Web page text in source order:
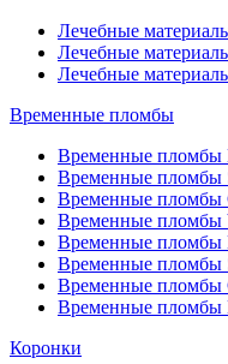
Лечебные
Лечебные
Лечебные
Временные пломбы
Временные пломбы
Временные пломбы
Временные пломбы
Временные пломбы
Временные пломбы
Временные пломбы
Временные пломбы
Временные пломбы
Коронки